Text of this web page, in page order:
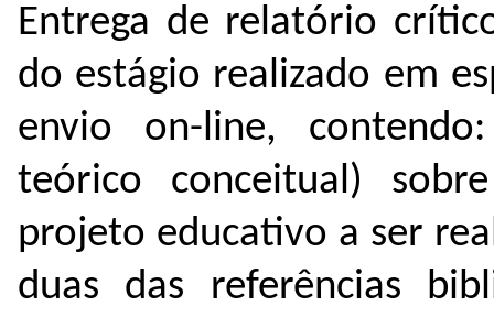
Entrega de relatório
do estágio realizado em
envio on-line,
teórico conceitual)
projeto educativo a ser
duas das referências